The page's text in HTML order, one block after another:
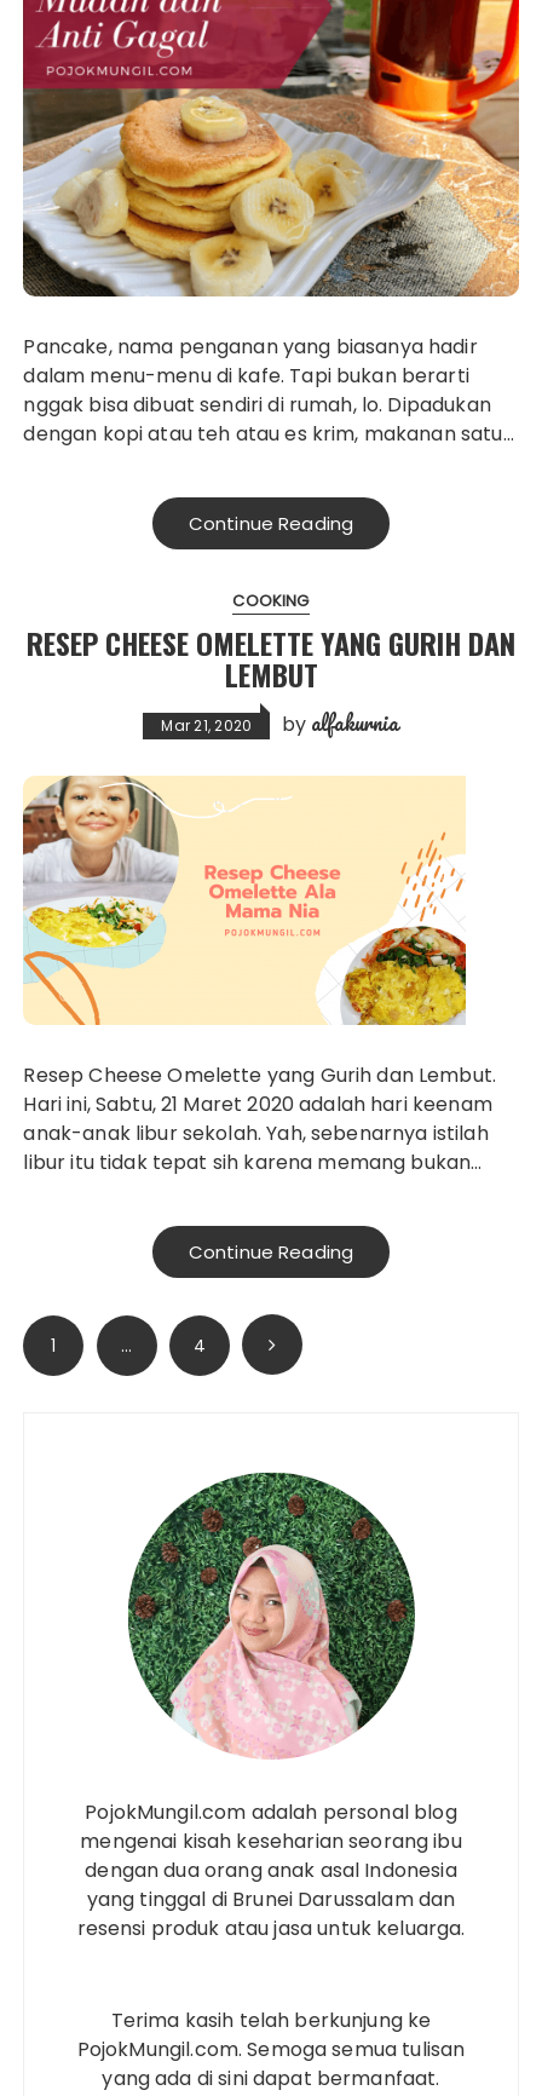
Pancake, nama penganan yang biasanya hadir
dalam menu-menu di kafe. Tapi bukan berarti
nggak bisa dibuat sendiri di rumah, lo. Dipadukan
dengan kopi atau teh atau es krim, makanan satu…
Continue Reading
COOKING
RESEP CHEESE OMELETTE YANG GURIH DAN
LEMBUT
Mar 21, 2020 by alfakurnia
Resep Cheese Omelette yang Gurih dan Lembut.
Hari ini, Sabtu, 21 Maret 2020 adalah hari keenam
anak-anak libur sekolah. Yah, sebenarnya istilah
libur itu tidak tepat sih karena memang bukan…
Continue Reading
Paginasi
pos
1 … 4
PojokMungil.com adalah personal blog
mengenai kisah keseharian seorang ibu
dengan dua orang anak asal Indonesia
yang tinggal di Brunei Darussalam dan
resensi produk atau jasa untuk keluarga.
Terima kasih telah berkunjung ke
PojokMungil.com. Semoga semua tulisan
yang ada di sini dapat bermanfaat.